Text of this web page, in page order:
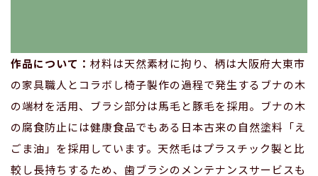
作品について： 材料は天然素材に拘り、柄は大阪府大東市
の家具職人とコラボし椅子製作の過程で発生するブナの木
の端材を活用、ブラシ部分は馬毛と豚毛を採用。ブナの木
の腐食防止には健康食品でもある日本古来の自然塗料「え
ごま油」を採用しています。天然毛はプラスチック製と比
較し長持ちするため、歯ブラシのメンテナンスサービスも